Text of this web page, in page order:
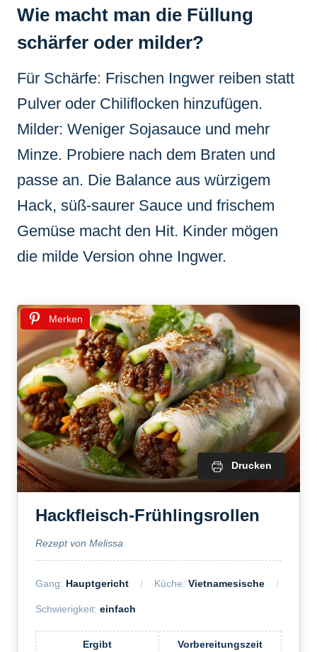
Wie macht man die Füllung
schärfer oder milder?
Für Schärfe: Frischen Ingwer reiben statt
Pulver oder Chiliflocken hinzufügen.
Milder: Weniger Sojasauce und mehr
Minze. Probiere nach dem Braten und
passe an. Die Balance aus würzigem
Hack, süß-saurer Sauce und frischem
Gemüse macht den Hit. Kinder mögen
die milde Version ohne Ingwer.
Merken
Drucken
Hackfleisch-Frühlingsrollen
Rezept von Melissa
Gang: Hauptgericht Küche: Vietnamesische
Schwierigkeit: einfach
Ergibt
Vorbereitungszeit